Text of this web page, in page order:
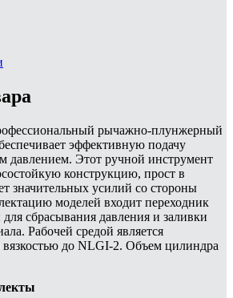
рычажно-плунжерный
эффективную подачу
давлением. Этот ручной инструмент
конструкцию, прост в
значительных усилий со стороны
моделей входит переходник
сбрасывания давления и заливки
Рабочей средой является
вязкостью до NLGI-2. Объем цилиндра